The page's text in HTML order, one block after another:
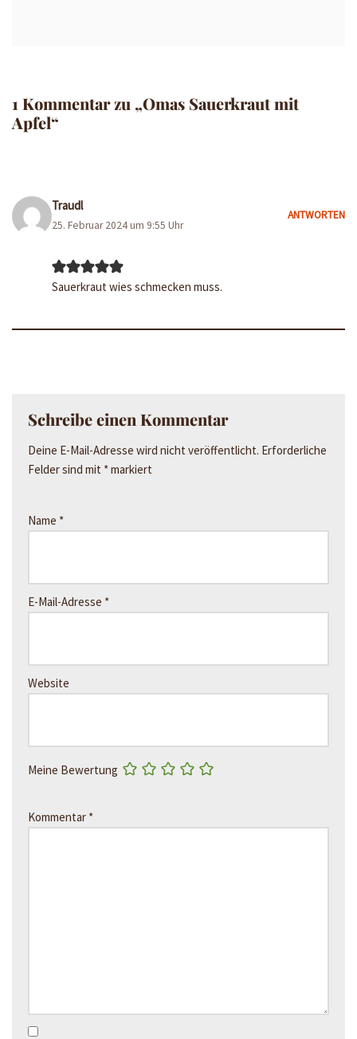
1 Kommentar zu „Omas Sauerkraut mit
Apfel“
Traudl
25. Februar 2024 um 9:55 Uhr
ANTWORTEN
Sauerkraut wies schmecken muss.
Schreibe einen Kommentar
Deine E-Mail-Adresse wird nicht veröffentlicht. Erforderliche
Felder sind mit *markiert
Name *
E-Mail-Adresse *
Website
Meine Bewertung
Kommentar *